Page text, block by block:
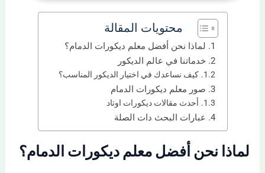
محتويات المقالة
لماذا نحن أفضل معلم ديكورات الدمام؟
خدماتنا في عالم الديكور
كيف نساعدك في اختيار الديكور المناسب؟
صور معلم ديكورات الدمام
أحدث مقالات ديكورات اوتاد
عبارات البحث دات الصلة
لماذا نحن أفضل معلم ديكورات الدمام؟